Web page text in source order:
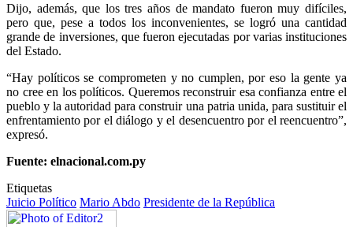
Dijo, además, que los tres años de mandato fueron muy difíciles,
pero que, pese a todos los inconvenientes, se logró una cantidad
grande de inversiones, que fueron ejecutadas por varias instituciones
del Estado.
“Hay políticos se comprometen y no cumplen, por eso la gente ya
no cree en los políticos. Queremos reconstruir esa confianza entre el
pueblo y la autoridad para construir una patria unida, para sustituir el
enfrentamiento por el diálogo y el desencuentro por el reencuentro”,
expresó.
Fuente: elnacional.com.py
Etiquetas
Juicio Político Mario Abdo Presidente de la República